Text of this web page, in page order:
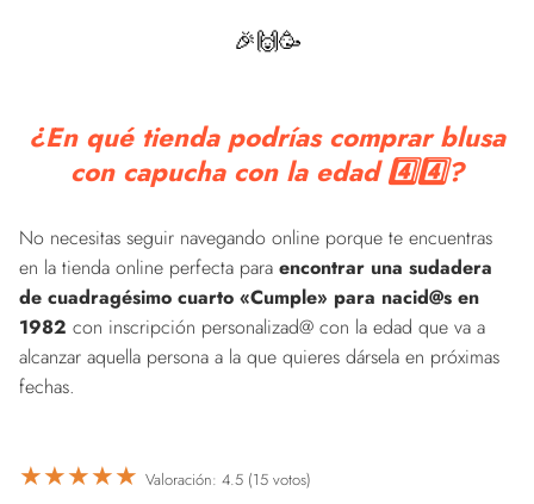
🎉🙌🥳
¿En qué tienda podrías comprar blusa
con capucha con la edad 4️⃣4️⃣?
No necesitas seguir navegando online porque te encuentras
en la tienda online perfecta para encontrar una sudadera
de cuadragésimo cuarto «Cumple» para nacid@s en
1982 con inscripción personalizad@ con la edad que va a
alcanzar aquella persona a la que quieres dársela en próximas
fechas.
★★★★★ Valoración: 4.5 (15 votos)